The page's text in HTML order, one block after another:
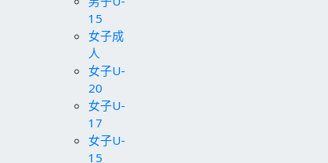
15
女子成
人
女子U-
20
女子U-
17
女子U-
15